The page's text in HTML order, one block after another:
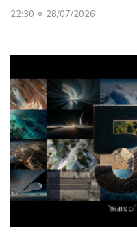
22:30 28/07/2026